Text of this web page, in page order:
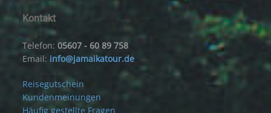
Kontakt
Telefon:05607 - 60 89 758
Email: info@jamaikatour.de
Reisegutschein
Kundenmeinungen
Häufig gestellte Fragen